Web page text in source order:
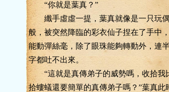
“你就是葉真？”
纖手虛虛一提，葉真就像是一只玩
般，被突然降臨的彩衣仙子捏在了手中
能動彈絲毫，除了眼珠能夠轉動外，連
字都吐不出來。
“這就是真傳弟子的威勢嗎，收拾我
拾螻蟻還要簡單的真傳弟子嗎？”葉真此